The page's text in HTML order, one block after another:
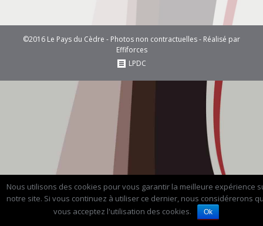
©2016 Le Pays du Cèdre - Photos non contractuelles - Réalisé par
Effiforces
LPDC
Nous utilisons des cookies pour vous garantir la meilleure expérience
notre site. Si vous continuez à utiliser ce dernier, nous considérerons
vous acceptez l'utilisation des cookies.
Ok